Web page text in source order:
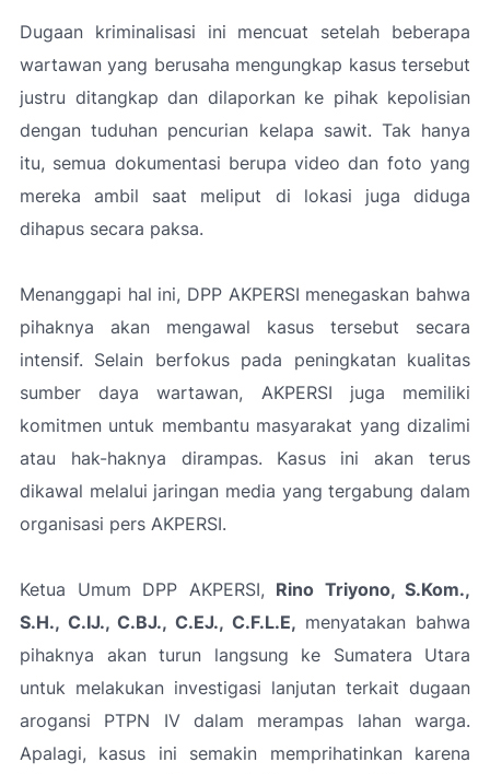
Dugaan kriminalisasi ini mencuat setelah beberapa
wartawan yang berusaha mengungkap kasus tersebut
justru ditangkap dan dilaporkan ke pihak kepolisian
dengan tuduhan pencurian kelapa sawit. Tak hanya
itu, semua dokumentasi berupa video dan foto yang
mereka ambil saat meliput di lokasi juga diduga
dihapus secara paksa.
Menanggapi hal ini, DPP AKPERSI menegaskan bahwa
pihaknya akan mengawal kasus tersebut secara
intensif. Selain berfokus pada peningkatan kualitas
sumber daya wartawan, AKPERSI juga memiliki
komitmen untuk membantu masyarakat yang dizalimi
atau hak-haknya dirampas. Kasus ini akan terus
dikawal melalui jaringan media yang tergabung dalam
organisasi pers AKPERSI.
Ketua Umum DPP AKPERSI, Rino Triyono, S.Kom.,
S.H., C.IJ., C.BJ., C.EJ., C.F.L.E, menyatakan bahwa
pihaknya akan turun langsung ke Sumatera Utara
untuk melakukan investigasi lanjutan terkait dugaan
arogansi PTPN IV dalam merampas lahan warga.
Apalagi, kasus ini semakin memprihatinkan karena